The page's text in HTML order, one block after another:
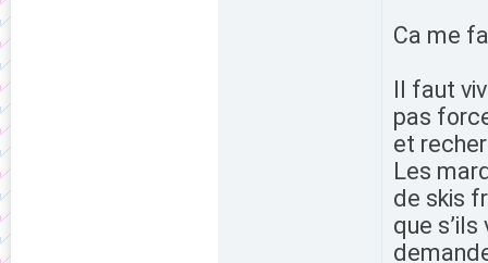
Ca me
Il faut
pas
et
Les
de skis
que